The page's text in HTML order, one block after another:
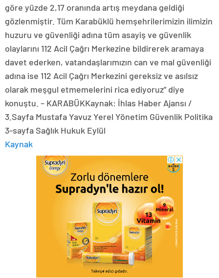
göre yüzde 2,17 oranında artış meydana geldiği
gözlenmiştir. Tüm Karabüklü hemşehrilerimizin ilimizin
huzuru ve güvenliği adına tüm asayiş ve güvenlik
olaylarını 112 Acil Çağrı Merkezine bildirerek aramaya
davet ederken, vatandaşlarımızın can ve mal güvenliği
adına ise 112 Acil Çağrı Merkezini gereksiz ve asılsız
olarak meşgul etmemelerini rica ediyoruz” diye
konuştu. – KARABÜKKaynak: İhlas Haber Ajansı /
3.Sayfa Mustafa Yavuz Yerel Yönetim Güvenlik Politika
3-sayfa Sağlık Hukuk Eylül
Kaynak